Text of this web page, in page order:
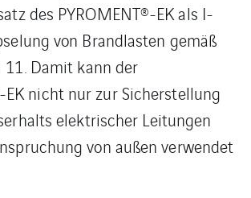
des PYROMENT®-EK als I-
von Brandlasten gemäß
11. Damit kann der
EK nicht nur zur Sicherstellung
elektrischer Leitungen
von außen verwendet